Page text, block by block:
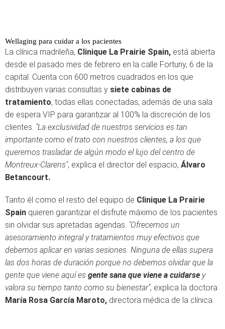
Wellaging para cuidar a los pacientes
La clínica madrileña, Clinique La Prairie Spain, está abierta
desde el pasado mes de febrero en la calle Fortuny, 6 de la
capital. Cuenta con 600 metros cuadrados en los que
distribuyen varias consultas y siete cabinas de
tratamiento, todas ellas conectadas, además de una sala
de espera VIP para garantizar al 100% la discreción de los
clientes. "La exclusividad de nuestros servicios es tan
importante como el trato con nuestros clientes, a los que
queremos trasladar de algún modo el lujo del centro de
Montreux-Clarens", explica el director del espacio, Álvaro
Betancourt.
Tanto él como el resto del equipo de Clinique La Prairie
Spain quieren garantizar el disfrute máximo de los pacientes
sin olvidar sus apretadas agendas. "Ofrecemos un
asesoramiento integral y tratamientos muy efectivos que
debemos aplicar en varias sesiones. Ninguna de ellas supera
las dos horas de duración porque no debemos olvidar que la
gente que viene aquí es gente sana que viene a cuidarse y
valora su tiempo tanto como su bienestar", explica la doctora
María Rosa García Maroto, directora médica de la clínica.